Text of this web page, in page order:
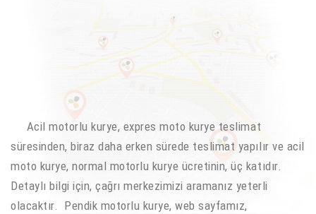
Acil motorlu kurye, expres moto kurye teslimat
süresinden, biraz daha erken sürede teslimat yapılır ve acil
moto kurye, normal motorlu kurye ücretinin, üç katıdır.
Detaylı bilgi için, çağrı merkezimizi aramanız yeterli
olacaktır. Pendik motorlu kurye, web sayfamız,